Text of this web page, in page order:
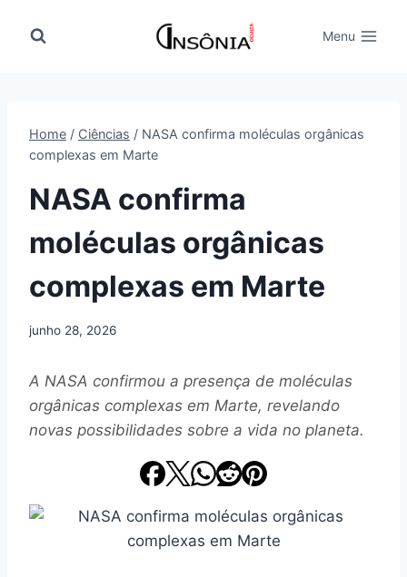
para
Menu
Home / Ciências / NASA confirma moléculas orgânicas
complexas em Marte
NASA confirma
moléculas orgânicas
complexas em Marte
junho 28, 2026
A NASA confirmou a presença de moléculas
orgânicas complexas em Marte, revelando
novas possibilidades sobre a vida no planeta.